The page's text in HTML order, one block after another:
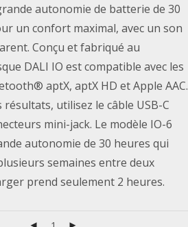
autonomie de batterie de 30
un confort maximal, avec un son
Conçu et fabriqué au
DALI IO est compatible avec les
aptX, aptX HD et Apple AAC.
utilisez le câble USB-C
mini-jack. Le modèle IO-6
autonomie de 30 heures qui
semaines entre deux
prend seulement 2 heures.